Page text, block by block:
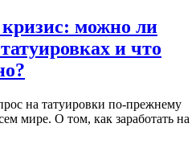
можно ли
и что
на татуировки по-прежнему
мире. О том, как заработать на